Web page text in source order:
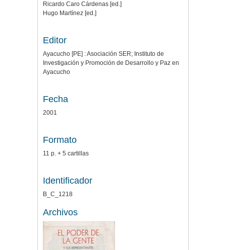
Ricardo Caro Cárdenas [ed.]
Hugo Martínez [ed.]
Editor
Ayacucho [PE] : Asociación SER; Instituto de
Investigación y Promoción de Desarrollo y Paz en
Ayacucho
Fecha
2001
Formato
11 p. + 5 cartillas
Identificador
B_C_1218
Archivos